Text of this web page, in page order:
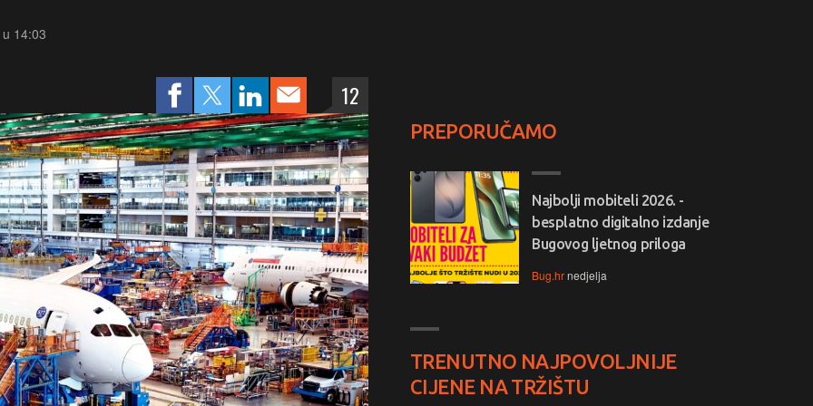
14:03
12
PREPORUČAMO
Najbolji mobiteli 2026. -
besplatno digitalno izdanje
Bugovog ljetnog priloga
Bug.hrnedjelja
TRENUTNO NAJPOVOLJNIJE
CIJENE NA TRŽIŠTU